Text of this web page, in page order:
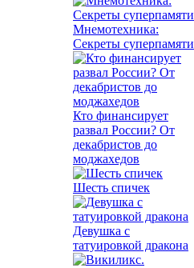
Мнемотехника:
Секреты суперпамяти
Кто финансирует
развал России? От
декабристов до
моджахедов
Шесть спичек
Девушка с
татуировкой дракона